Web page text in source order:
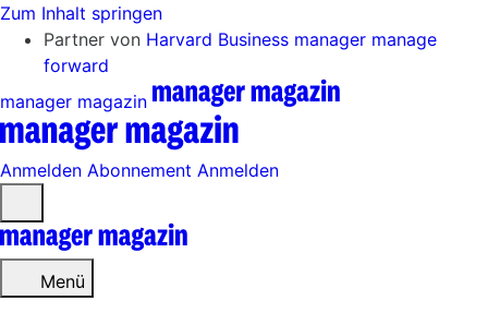
Zum Inhalt springen
Partner von Harvard Business manager manage
forward
manager magazin
Anmelden Abonnement Anmelden
öffnen
Menü